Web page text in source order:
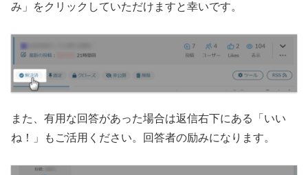
み」をクリックしていただけますと幸いです。
また、有用な回答があった場合は返信右下にある「いい
ね！」もご活用ください。回答者の励みになります。